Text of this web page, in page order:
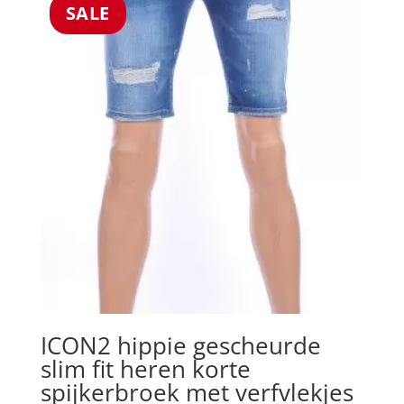
SALE
ICON2 hippie gescheurde
slim fit heren korte
spijkerbroek met verfvlekjes